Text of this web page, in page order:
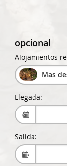
opcional
Alojamientos
Mas
Llegada:
Salida: